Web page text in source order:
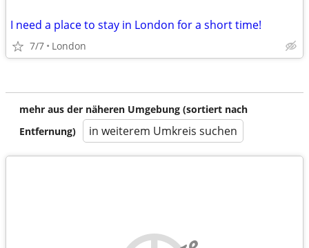
I need a place to stay in London for a short time!
7/7 London
mehr aus der näheren Umgebung (sortiert nach
Entfernung)
in weiterem Umkreis suchen